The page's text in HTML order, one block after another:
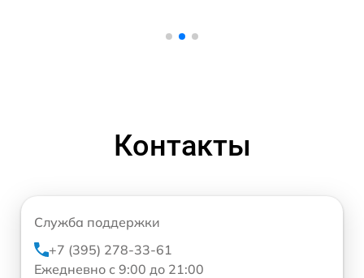
Контакты
Служба поддержки
+7 (395) 278-33-61
Ежедневно с 9:00 до 21:00